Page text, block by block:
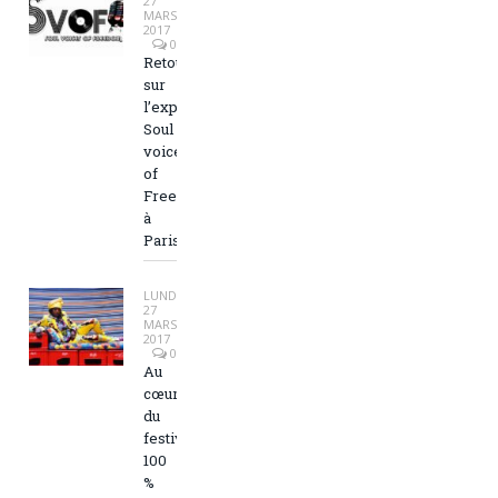
MARS
2017
0
Retour
sur
l’exposition
Soul
voices
of
Freedom
à
Paris
LUNDI
27
MARS
2017
0
Au
cœur
du
festival
100
%